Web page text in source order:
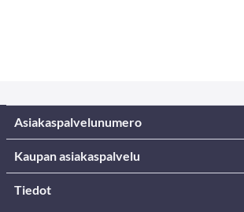
Asiakaspalvelunumero
Kaupan asiakaspalvelu
Tiedot